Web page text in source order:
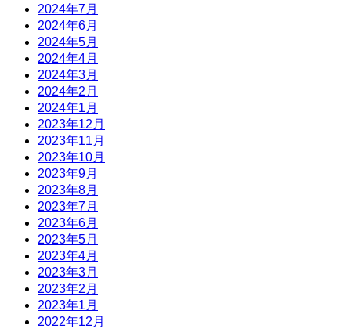
2024年7月
2024年6月
2024年5月
2024年4月
2024年3月
2024年2月
2024年1月
2023年12月
2023年11月
2023年10月
2023年9月
2023年8月
2023年7月
2023年6月
2023年5月
2023年4月
2023年3月
2023年2月
2023年1月
2022年12月